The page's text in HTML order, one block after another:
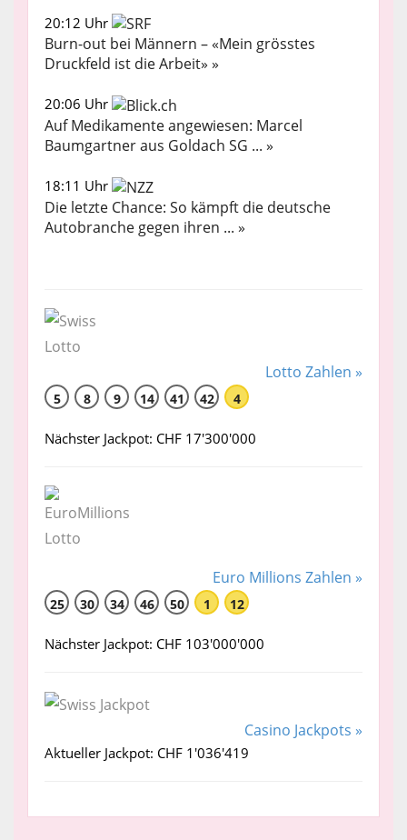
20:12 Uhr
Burn-out bei Männern – «Mein grösstes
Druckfeld ist die Arbeit» »
20:06 Uhr
Auf Medikamente angewiesen: Marcel
Baumgartner aus Goldach SG ... »
18:11 Uhr
Die letzte Chance: So kämpft die deutsche
Autobranche gegen ihren ... »
Lotto Zahlen »
5 8 9 14 41 42 4
Nächster Jackpot: CHF 17'300'000
Euro Millions Zahlen »
25 30 34 46 50 1 12
Nächster Jackpot: CHF 103'000'000
Casino Jackpots »
Aktueller Jackpot: CHF 1'036'419